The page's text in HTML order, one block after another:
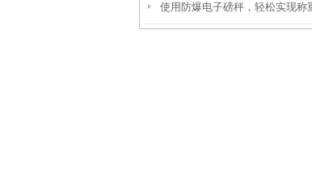
述
使用防爆电子磅秤，轻松实现称